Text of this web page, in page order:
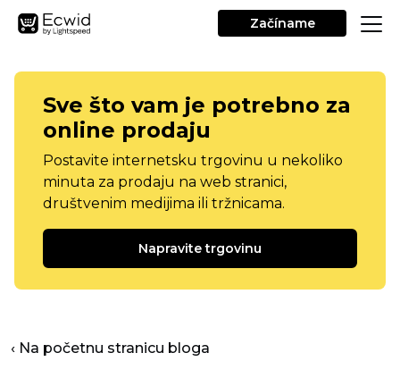
Začíname
Sve što vam je potrebno za
online prodaju
Postavite internetsku trgovinu u nekoliko
minuta za prodaju na web stranici,
društvenim medijima ili tržnicama.
Napravite trgovinu
‹ Na početnu stranicu bloga